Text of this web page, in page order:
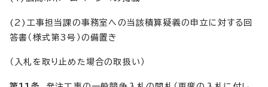
(2)工事担当課の事務室への当該積算疑義の申立に対する回
答書（様式第3号）の備置き
（入札を取り止めた場合の取扱い）